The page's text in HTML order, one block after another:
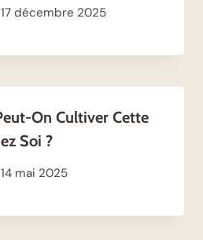
17 décembre 2025
On Cultiver Cette
Soi ?
14 mai 2025